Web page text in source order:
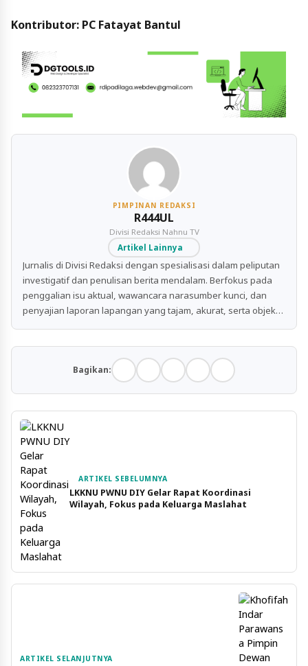
Kontributor: PC Fatayat Bantul
PIMPINAN REDAKSI
R444UL
Divisi Redaksi Nahnu TV
Artikel Lainnya
Jurnalis di Divisi Redaksi dengan spesialisasi dalam peliputan
investigatif dan penulisan berita mendalam. Berfokus pada
penggalian isu aktual, wawancara narasumber kunci, dan
penyajian laporan lapangan yang tajam, akurat, serta objektif
Bagikan:
ARTIKEL SEBELUMNYA
LKKNU PWNU DIY Gelar Rapat Koordinasi
Wilayah, Fokus pada Keluarga Maslahat
ARTIKEL SELANJUTNYA